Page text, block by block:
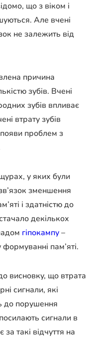
що з віком і
Але вчені
не залежить від
причина
зубів. Вчені
зубів впливає
втрату зубів
проблем з
у яких були
зменшення
і здатністю до
декількох
гіпокампу–
пам’яті.
висновку, що втрата
сигнали, які
до порушення
сигнали в
такі відчуття на